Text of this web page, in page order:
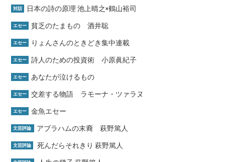
対話 日本の詩の原理 池上晴之×鶴山裕司
エセー 貧乏のたまもの 酒井聡
エセー りょんさんのときどき集中連載
エセー 詩人のための投資術 小原眞紀子
エセー あなたが泣けるもの
エセー 交差する物語 ラモーナ・ツァラヌ
エセー 金魚エセー
文芸評論 アブラハムの末裔 萩野篤人
文芸評論 死んだらそれきり 萩野篤人